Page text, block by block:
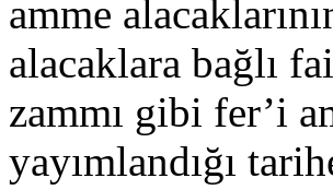
amme
alacaklara bağlı
zammı gibi fer’i
yayımlandığı